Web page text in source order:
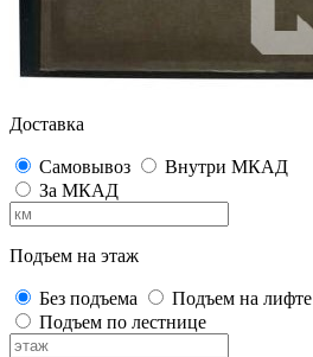
Доставка
Самовывоз
Внутри МКАД
За МКАД
Подъем на этаж
Без подъема
Подъем на лифте
Подъем по лестнице